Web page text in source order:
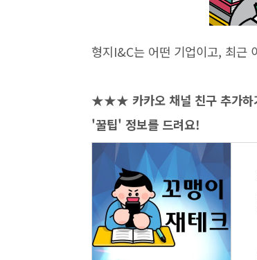
형지I&C는 어떤 기업이고, 최근
★★★ 카카오 채널 친구 추가
'꿀팁' 정보를 드려요!